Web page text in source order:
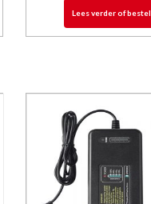
Lees verder of bestel